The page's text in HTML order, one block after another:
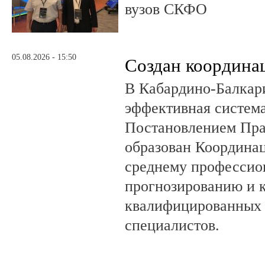
вузов СКФО
05.08.2026 - 15:50 Создан
В Кабардино-
эффективная
Постановлением
образован
среднему
прогнозированию и
квалифицированных
специалистов.